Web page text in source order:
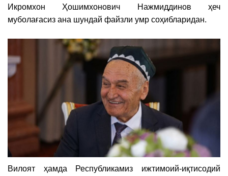
Икромхон Ҳошимхонович Нажмиддинов ҳеч
муболағасиз ана шундай файзли умр соҳибларидан.
Вилоят ҳамда Республикамиз ижтимоий-иқтисодий